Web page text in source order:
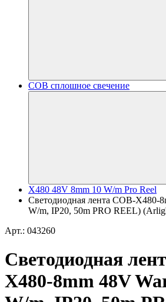
COB сплошное свечение
X480 48V 8mm 10 W/m Pro Reel
Светодиодная лента COB-X480-
W/m, IP20, 50m PRO REEL)
Арт.: 043260
Светодиодная
X480-8mm 48V